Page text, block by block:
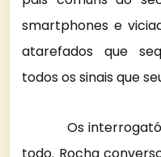
smartphones e
atarefados que
todos os sinais que
Os